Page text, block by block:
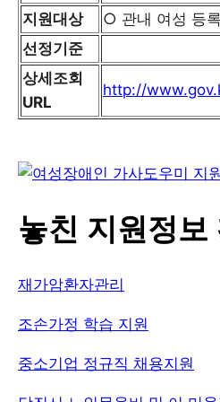
지원대상
○ 관내 여성 등
선정기준
상세조회
URL
http://
놓친 지원정보
재가암환자관리
조손가정 학습 지원
중소기업 정규직 채용지원